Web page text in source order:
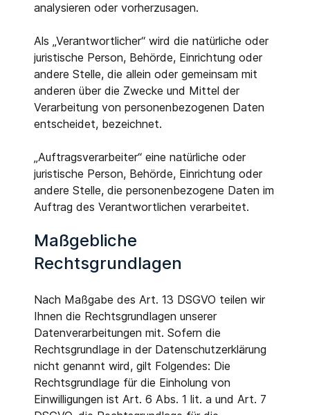
analysieren oder vorherzusagen.
Als „Verantwortlicher“ wird die natürliche oder
juristische Person, Behörde, Einrichtung oder
andere Stelle, die allein oder gemeinsam mit
anderen über die Zwecke und Mittel der
Verarbeitung von personenbezogenen Daten
entscheidet, bezeichnet.
„Auftragsverarbeiter“ eine natürliche oder
juristische Person, Behörde, Einrichtung oder
andere Stelle, die personenbezogene Daten im
Auftrag des Verantwortlichen verarbeitet.
Maßgebliche
Rechtsgrundlagen
Nach Maßgabe des Art. 13 DSGVO teilen wir
Ihnen die Rechtsgrundlagen unserer
Datenverarbeitungen mit. Sofern die
Rechtsgrundlage in der Datenschutzerklärung
nicht genannt wird, gilt Folgendes: Die
Rechtsgrundlage für die Einholung von
Einwilligungen ist Art. 6 Abs. 1 lit. a und Art. 7